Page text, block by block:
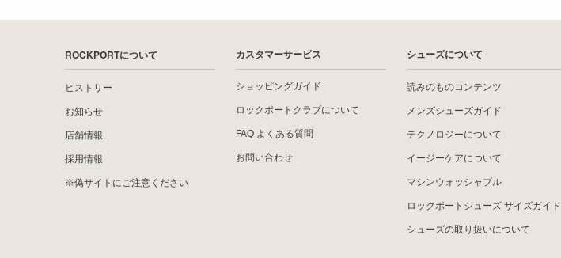
ROCKPORTについて
ヒストリー
お知らせ
店舗情報
採用情報
※偽サイトにご注意ください
カスタマーサービス
ショッピングガイド
ロックポートクラブについて
FAQ よくある質問
お問い合わせ
シューズについて
読みのものコンテンツ
メンズシューズガイド
テクノロジーについて
イージーケアについて
マシンウォッシャブル
ロックポートシューズ サイズガイド
シューズの取り扱いについて